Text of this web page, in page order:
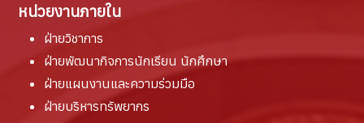
หน่วยงานภายใน
ฝ่ายวิชาการ
ฝ่ายพัฒนากิจการนักเรียน นักศึกษา
ฝ่ายแผนงานและความร่วมมือ
ฝ่ายบริหารทรัพยากร